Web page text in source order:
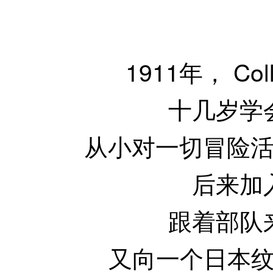
1911年，
十几岁学
从小对一切冒险
后来
跟着部队
又向一个日本